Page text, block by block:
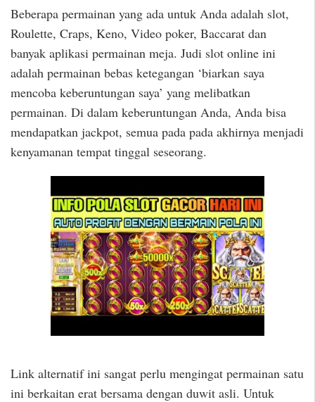
Beberapa permainan yang ada untuk Anda adalah slot,
Roulette, Craps, Keno, Video poker, Baccarat dan
banyak aplikasi permainan meja. Judi slot online ini
adalah permainan bebas ketegangan ‘biarkan saya
mencoba keberuntungan saya’ yang melibatkan
permainan. Di dalam keberuntungan Anda, Anda bisa
mendapatkan jackpot, semua pada pada akhirnya menjadi
kenyamanan tempat tinggal seseorang.
Link alternatif ini sangat perlu mengingat permainan satu
ini berkaitan erat bersama dengan duwit asli. Untuk